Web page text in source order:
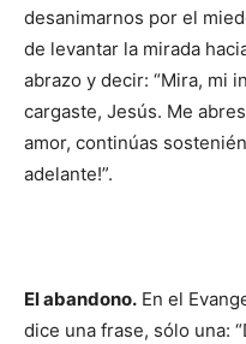
desanimarnos por el
de levantar la mirada
abrazo y decir: “Mira, mi
cargaste, Jesús. Me
amor, continúas
adelante!”.
El abandono. En el
dice una frase, sólo una: